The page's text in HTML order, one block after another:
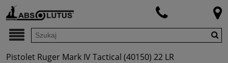
Pistolet Ruger Mark IV Tactical (40150) 22 LR